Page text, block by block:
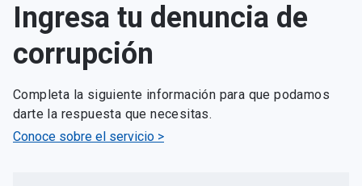
Ingresa tu denuncia de
corrupción
Completa la siguiente información para que podamos
darte la respuesta que necesitas.
Conoce sobre el servicio >